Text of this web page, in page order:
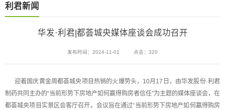
利君新闻
华发·利君|都荟城央媒体座谈会成功召开
发布时间：2024-11-01 点击：320
迎着国庆黄金周都荟城央项目热销的火爆势头，10月17日，由华发股份·利君
制药共同主办的“当前形势下房地产如何赢得购房者信任”为主题的媒体座谈会，在
都荟城央项目实景区会客厅召开。会议旨在通过“当前形势下房地产如何赢得购房